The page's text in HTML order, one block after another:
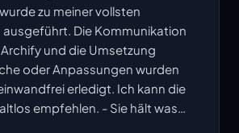
zu meiner vollsten
Die Kommunikation
und die Umsetzung
oder Anpassungen wurden
erledigt. Ich kann die
empfehlen. - Sie hält was